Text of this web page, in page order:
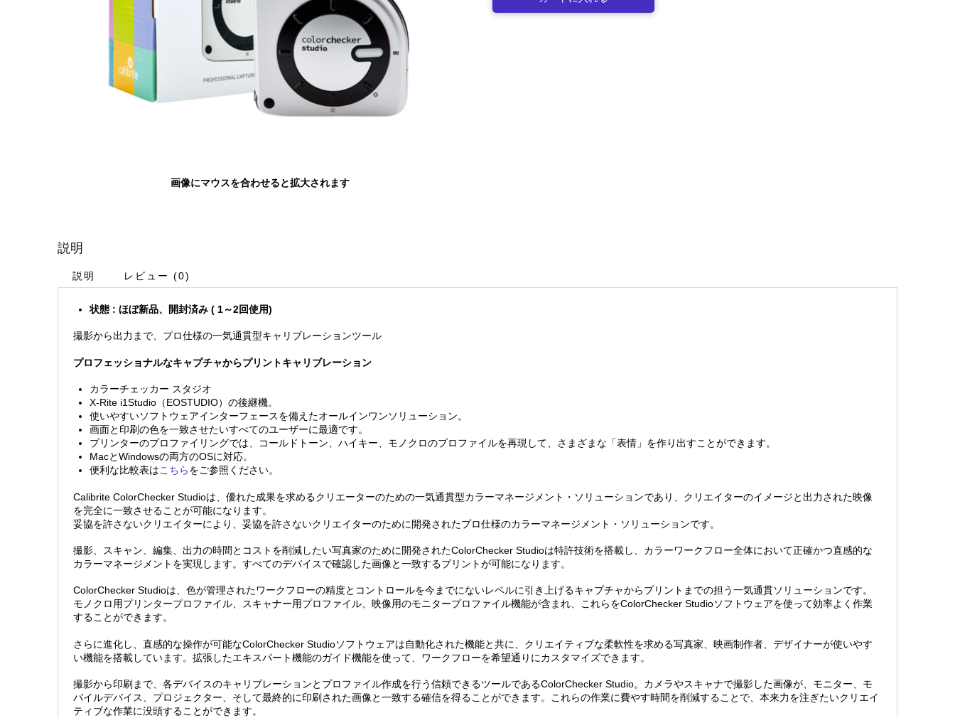
画像にマウスを合わせると拡大されます
説明
説明 レビュー (0)
状態 : ほぼ新品、開封済み ( 1～2回使用)
撮影から出力まで、プロ仕様の一気通貫型キャリブレーションツール
プロフェッショナルなキャプチャからプリントキャリブレーション
カラーチェッカー スタジオ
X-Rite i1Studio（EOSTUDIO）の後継機。
使いやすいソフトウェアインターフェースを備えたオールインワンソリューション。
画面と印刷の色を一致させたいすべてのユーザーに最適です。
プリンターのプロファイリングでは、コールドトーン、ハイキー、モノクロのプロファイルを再現して、さまざまな「表情」を作り出すことができます。
MacとWindowsの両方のOSに対応。
便利な比較表はこちらをご参照ください。
Calibrite ColorChecker Studioは、優れた成果を求めるクリエーターのための一気通貫型カラーマネージメント・ソリューションであり、クリエイターのイメージと出力された映像
を完全に一致させることが可能になります。
妥協を許さないクリエイターにより、妥協を許さないクリエイターのために開発されたプロ仕様のカラーマネージメント・ソリューションです。
撮影、スキャン、編集、出力の時間とコストを削減したい写真家のために開発されたColorChecker Studioは特許技術を搭載し、カラーワークフロー全体において正確かつ直感的な
カラーマネージメントを実現します。すべてのデバイスで確認した画像と一致するプリントが可能になります。
ColorChecker Studioは、色が管理されたワークフローの精度とコントロールを今までにないレベルに引き上げるキャプチャからプリントまでの担う一気通貫ソリューションです。
モノクロ用プリンタープロファイル、スキャナー用プロファイル、映像用のモニタープロファイル機能が含まれ、これらをColorChecker Studioソフトウェアを使って効率よく作業
することができます。
さらに進化し、直感的な操作が可能なColorChecker Studioソフトウェアは自動化された機能と共に、クリエイティブな柔軟性を求める写真家、映画制作者、デザイナーが使いやす
い機能を搭載しています。拡張したエキスパート機能のガイド機能を使って、ワークフローを希望通りにカスタマイズできます。
撮影から印刷まで、各デバイスのキャリブレーションとプロファイル作成を行う信頼できるツールであるColorChecker Studio。カメラやスキャナで撮影した画像が、モニター、モ
バイルデバイス、プロジェクター、そして最終的に印刷された画像と一致する確信を得ることができます。これらの作業に費やす時間を削減することで、本来力を注ぎたいクリエイ
ティブな作業に没頭することができます。